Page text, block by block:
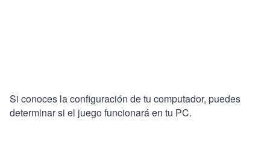
Si conoces la configuración de tu computador, puedes
determinar si el juego funcionará en tu PC.